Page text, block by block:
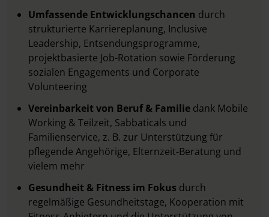
Umfassende Entwicklungschancen durch
strukturierte Karriereplanung, Inclusive
Leadership, Entsendungsprogramme,
projektbasierte Job-Rotation sowie Förderung
sozialen Engagements und Corporate
Volunteering
Vereinbarkeit von Beruf & Familie dank Mobile
Working & Teilzeit, Sabbaticals und
Familienservice, z. B. zur Unterstützung für
pflegende Angehörige, Elternzeit-Beratung und
vielem mehr
Gesundheit & Fitness im Fokus durch
regelmäßige Gesundheitstage, Kooperation mit